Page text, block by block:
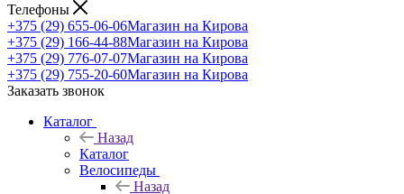
Телефоны
+375 (29) 655-06-06Магазин на Кирова
+375 (29) 166-44-88Магазин на Кирова
+375 (29) 776-07-07Магазин на Кирова
+375 (29) 755-20-60Магазин на Кирова
Заказать звонок
Каталог
Назад
Каталог
Велосипеды
Назад